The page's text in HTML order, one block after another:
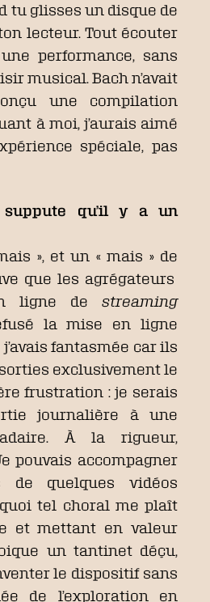
tu glisses un disque de
lecteur. Tout écouter
performance, sans
musical. Bach n’avait
une compilation
à moi, j’aurais aimé
spéciale, pas
qu’il y a un
», et un « mais » de
que les agrégateurs
ligne de streaming
la mise en ligne
fantasmée car ils
exclusivement le
frustration : je serais
journalière à une
À la rigueur,
pouvais accompagner
de quelques vidéos
tel choral me plaît
et mettant en valeur
un tantinet déçu,
le dispositif sans
de l’exploration en